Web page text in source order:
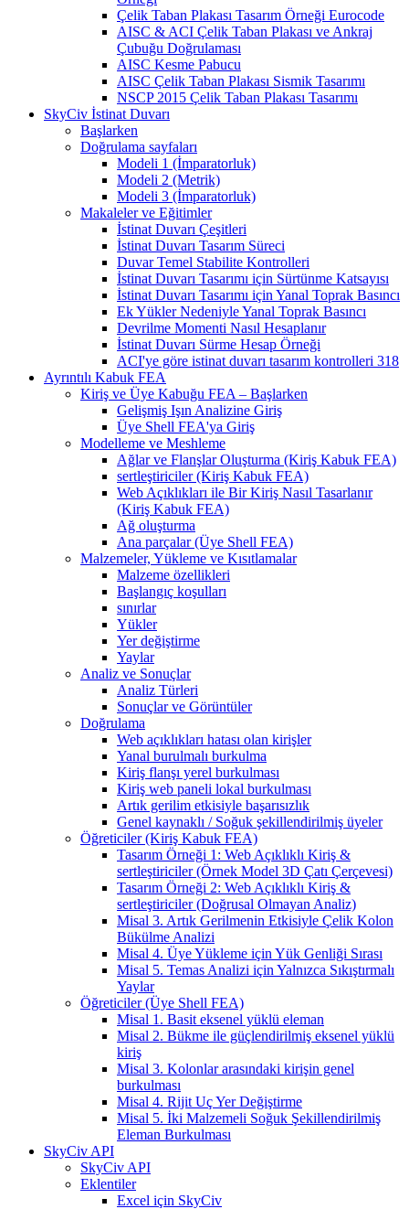
Çelik Taban Plakası Tasarım Örneği Eurocode
AISC & ACI Çelik Taban Plakası ve Ankraj
Çubuğu Doğrulaması
AISC Kesme Pabucu
AISC Çelik Taban Plakası Sismik Tasarımı
NSCP 2015 Çelik Taban Plakası Tasarımı
SkyCiv İstinat Duvarı
Başlarken
Doğrulama sayfaları
Modeli 1 (İmparatorluk)
Modeli 2 (Metrik)
Modeli 3 (İmparatorluk)
Makaleler ve Eğitimler
İstinat Duvarı Çeşitleri
İstinat Duvarı Tasarım Süreci
Duvar Temel Stabilite Kontrolleri
İstinat Duvarı Tasarımı için Sürtünme Katsayısı
İstinat Duvarı Tasarımı için Yanal Toprak Basıncı
Ek Yükler Nedeniyle Yanal Toprak Basıncı
Devrilme Momenti Nasıl Hesaplanır
İstinat Duvarı Sürme Hesap Örneği
ACI'ye göre istinat duvarı tasarım kontrolleri 318
Ayrıntılı Kabuk FEA
Kiriş ve Üye Kabuğu FEA – Başlarken
Gelişmiş Işın Analizine Giriş
Üye Shell FEA'ya Giriş
Modelleme ve Meshleme
Ağlar ve Flanşlar Oluşturma (Kiriş Kabuk FEA)
sertleştiriciler (Kiriş Kabuk FEA)
Web Açıklıkları ile Bir Kiriş Nasıl Tasarlanır
(Kiriş Kabuk FEA)
Ağ oluşturma
Ana parçalar (Üye Shell FEA)
Malzemeler, Yükleme ve Kısıtlamalar
Malzeme özellikleri
Başlangıç ​​koşulları
sınırlar
Yükler
Yer değiştirme
Yaylar
Analiz ve Sonuçlar
Analiz Türleri
Sonuçlar ve Görüntüler
Doğrulama
Web açıklıkları hatası olan kirişler
Yanal burulmalı burkulma
Kiriş flanşı yerel burkulması
Kiriş web paneli lokal burkulması
Artık gerilim etkisiyle başarısızlık
Genel kaynaklı / Soğuk şekillendirilmiş üyeler
Öğreticiler (Kiriş Kabuk FEA)
Tasarım Örneği 1: Web Açıklıklı Kiriş &
sertleştiriciler (Örnek Model 3D Çatı Çerçevesi)
Tasarım Örneği 2: Web Açıklıklı Kiriş &
sertleştiriciler (Doğrusal Olmayan Analiz)
Misal 3. Artık Gerilmenin Etkisiyle Çelik Kolon
Bükülme Analizi
Misal 4. Üye Yükleme için Yük Genliği Sırası
Misal 5. Temas Analizi için Yalnızca Sıkıştırmalı
Yaylar
Öğreticiler (Üye Shell FEA)
Misal 1. Basit eksenel yüklü eleman
Misal 2. Bükme ile güçlendirilmiş eksenel yüklü
kiriş
Misal 3. Kolonlar arasındaki kirişin genel
burkulması
Misal 4. Rijit Uç Yer Değiştirme
Misal 5. İki Malzemeli Soğuk Şekillendirilmiş
Eleman Burkulması
SkyCiv API
SkyCiv API
Eklentiler
Excel için SkyCiv